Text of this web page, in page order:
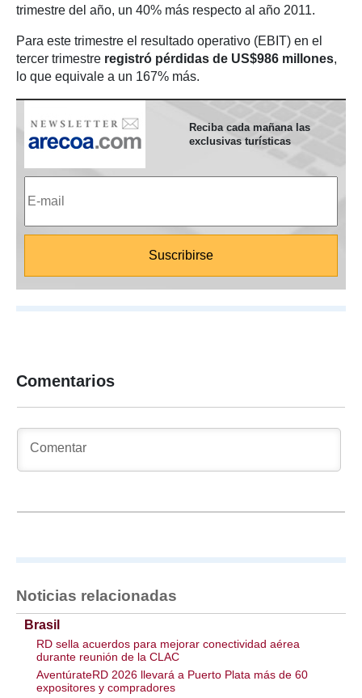
trimestre del año, un 40% más respecto al año 2011.
Para este trimestre el resultado operativo (EBIT) en el
tercer trimestre registró pérdidas de US$986 millones,
lo que equivale a un 167% más.
Reciba cada mañana las
exclusivas turísticas
Comentarios
Noticias relacionadas
Brasil
RD sella acuerdos para mejorar conectividad aérea
durante reunión de la CLAC
AventúrateRD 2026 llevará a Puerto Plata más de 60
expositores y compradores